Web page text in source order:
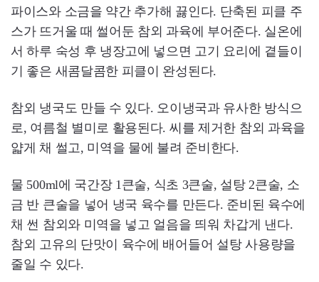
파이스와 소금을 약간 추가해 끓인다. 단축된 피클 주
스가 뜨거울 때 썰어둔 참외 과육에 부어준다. 실온에
서 하루 숙성 후 냉장고에 넣으면 고기 요리에 곁들이
기 좋은 새콤달콤한 피클이 완성된다.
참외 냉국도 만들 수 있다. 오이냉국과 유사한 방식으
로, 여름철 별미로 활용된다. 씨를 제거한 참외 과육을
얇게 채 썰고, 미역을 물에 불려 준비한다.
물 500ml에 국간장 1큰술, 식초 3큰술, 설탕 2큰술, 소
금 반 큰술을 넣어 냉국 육수를 만든다. 준비된 육수에
채 썬 참외와 미역을 넣고 얼음을 띄워 차갑게 낸다.
참외 고유의 단맛이 육수에 배어들어 설탕 사용량을
줄일 수 있다.